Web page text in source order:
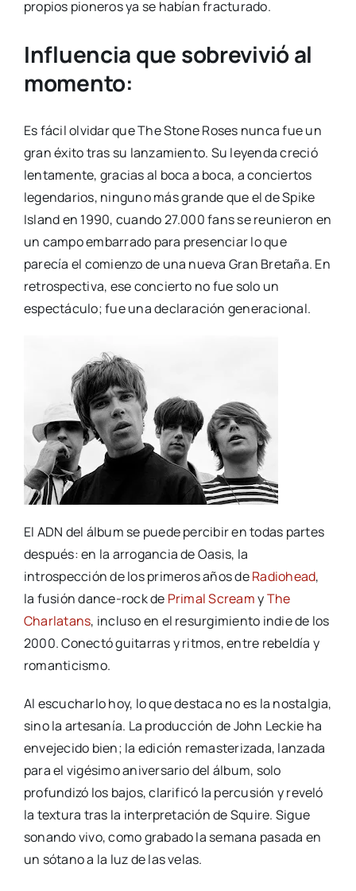
propios pioneros ya se habían fracturado.
Influencia que sobrevivió al
momento:
Es fácil olvidar que The Stone Roses nunca fue un
gran éxito tras su lanzamiento. Su leyenda creció
lentamente, gracias al boca a boca, a conciertos
legendarios, ninguno más grande que el de Spike
Island en 1990, cuando 27.000 fans se reunieron en
un campo embarrado para presenciar lo que
parecía el comienzo de una nueva Gran Bretaña. En
retrospectiva, ese concierto no fue solo un
espectáculo; fue una declaración generacional.
El ADN del álbum se puede percibir en todas partes
después: en la arrogancia de Oasis, la
introspección de los primeros años deRadiohead,
la fusión dance-rock de Primal ScreamyThe
Charlatans, incluso en el resurgimiento indie de los
2000. Conectó guitarras y ritmos, entre rebeldía y
romanticismo.
Al escucharlo hoy, lo que destaca no es la nostalgia,
sino la artesanía. La producción de John Leckie ha
envejecido bien; la edición remasterizada, lanzada
para el vigésimo aniversario del álbum, solo
profundizó los bajos, clarificó la percusión y reveló
la textura tras la interpretación de Squire. Sigue
sonando vivo, como grabado la semana pasada en
un sótano a la luz de las velas.